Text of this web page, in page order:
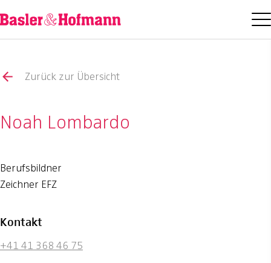
Zurück zur Übersicht
Noah Lombardo
Berufsbildner
Zeichner EFZ
Kontakt
+41 41 368 46 75